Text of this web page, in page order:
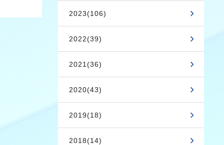
2023(106)
2022(39)
2021(36)
2020(43)
2019(18)
2018(14)